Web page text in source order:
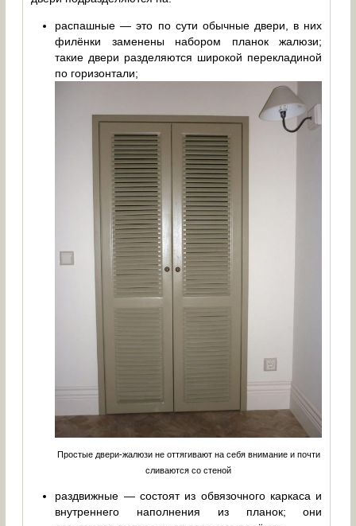
распашные — это по сути обычные двери, в них
филёнки заменены набором планок жалюзи;
такие двери разделяются широкой перекладиной
по горизонтали;
Простые двери-жалюзи не оттягивают на себя внимание и почти
сливаются со стеной
раздвижные — состоят из обвязочного каркаса и
внутреннего наполнения из планок; они